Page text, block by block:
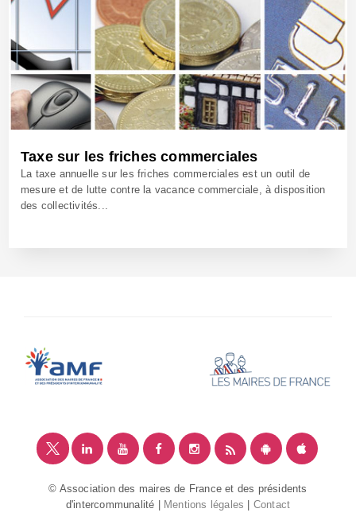
Taxe sur les friches commerciales
La taxe annuelle sur les friches commerciales est un outil de
mesure et de lutte contre la vacance commerciale, à disposition
des collectivités...
© Association des maires de France et des présidents
d'intercommunalité |
Mentions légales Contact